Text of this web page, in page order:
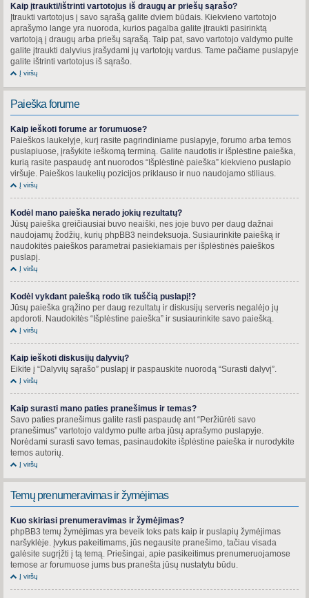
Kaip įtraukti/ištrinti vartotojus iš draugų ar priešų sąrašo?
Įtraukti vartotojus į savo sąrašą galite dviem būdais. Kiekvieno vartotojo
aprašymo lange yra nuoroda, kurios pagalba galite įtraukti pasirinktą
vartotoją į draugų arba priešų sąrašą. Taip pat, savo vartotojo valdymo pulte
galite įtraukti dalyvius įrašydami jų vartotojų vardus. Tame pačiame puslapyje
galite ištrinti vartotojus iš sąrašo.
Į viršų
Paieška forume
Kaip ieškoti forume ar forumuose?
Paieškos laukelyje, kurį rasite pagrindiniame puslapyje, forumo arba temos
puslapiuose, įrašykite ieškomą terminą. Galite naudotis ir išplėstine paieška,
kurią rasite paspaudę ant nuorodos “Išplėstinė paieška” kiekvieno puslapio
viršuje. Paieškos laukelių pozicijos priklauso ir nuo naudojamo stiliaus.
Į viršų
Kodėl mano paieška nerado jokių rezultatų?
Jūsų paieška greičiausiai buvo neaiški, nes joje buvo per daug dažnai
naudojamų žodžių, kurių phpBB3 neindeksuoja. Susiaurinkite paiešką ir
naudokitės paieškos parametrai pasiekiamais per išplėstinės paieškos
puslapį.
Į viršų
Kodėl vykdant paiešką rodo tik tuščią puslapį!?
Jūsų paieška grąžino per daug rezultatų ir diskusijų serveris negalėjo jų
apdoroti. Naudokitės “Išplėstine paieška” ir susiaurinkite savo paiešką.
Į viršų
Kaip ieškoti diskusijų dalyvių?
Eikite į “Dalyvių sąrašo” puslapį ir paspauskite nuorodą “Surasti dalyvį”.
Į viršų
Kaip surasti mano paties pranešimus ir temas?
Savo paties pranešimus galite rasti paspaudę ant “Peržiūrėti savo
pranešimus” vartotojo valdymo pulte arba jūsų aprašymo puslapyje.
Norėdami surasti savo temas, pasinaudokite išplėstine paieška ir nurodykite
temos autorių.
Į viršų
Temų prenumeravimas ir žymėjimas
Kuo skiriasi prenumeravimas ir žymėjimas?
phpBB3 temų žymėjimas yra beveik toks pats kaip ir puslapių žymėjimas
naršyklėje. Įvykus pakeitimams, jūs negausite pranešimo, tačiau visada
galėsite sugrįžti į tą temą. Priešingai, apie pasikeitimus prenumeruojamose
temose ar forumuose jums bus pranešta jūsų nustatytu būdu.
Į viršų